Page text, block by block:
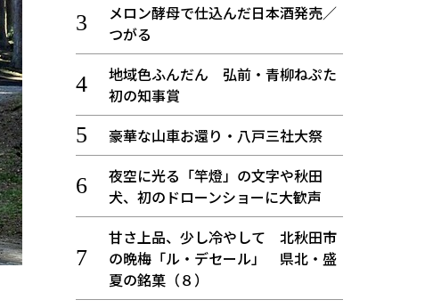
メロン酵母で仕込んだ日本酒発売／
つがる
地域色ふんだん 弘前・青柳ねぷた
初の知事賞
豪華な山車お還り・八戸三社大祭
夜空に光る「竿燈」の文字や秋田
犬、初のドローンショーに大歓声
甘さ上品、少し冷やして 北秋田市
の晩梅「ル・デセール」 県北・盛
夏の銘菓（８）